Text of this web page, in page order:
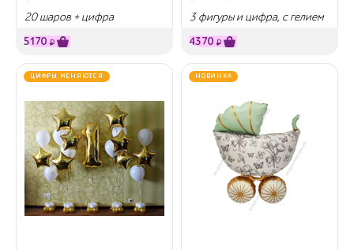
20 шаров + цифра
5170 ₽
3 фигуры и цифра, с гелием
4370 ₽
ЦИФРЫ МЕНЯЮТСЯ НОВИНКА